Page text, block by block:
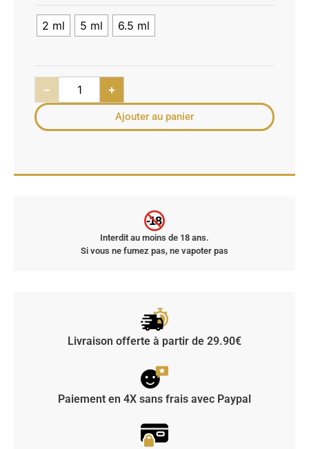
2 ml 5 ml 6.5 ml
− +
Ajouter au panier
-18
Interdit au moins de 18 ans.
Si vous ne fumez pas, ne vapoter pas
Livraison offerte à partir de 29.90€
Paiement en 4X sans frais avec Paypal